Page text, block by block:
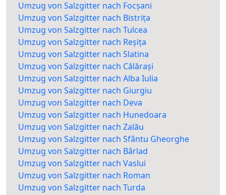
Umzug von Salzgitter nach Focșani
Umzug von Salzgitter nach Bistrița
Umzug von Salzgitter nach Tulcea
Umzug von Salzgitter nach Reșița
Umzug von Salzgitter nach Slatina
Umzug von Salzgitter nach Călărași
Umzug von Salzgitter nach Alba Iulia
Umzug von Salzgitter nach Giurgiu
Umzug von Salzgitter nach Deva
Umzug von Salzgitter nach Hunedoara
Umzug von Salzgitter nach Zalău
Umzug von Salzgitter nach Sfântu Gheorghe
Umzug von Salzgitter nach Bârlad
Umzug von Salzgitter nach Vaslui
Umzug von Salzgitter nach Roman
Umzug von Salzgitter nach Turda